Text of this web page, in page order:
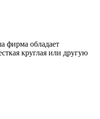
фирма обладает
круглая или другую